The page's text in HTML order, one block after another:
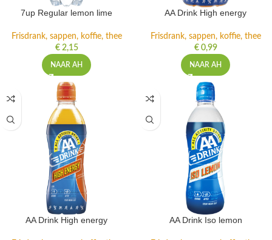
7up Regular lemon lime
Frisdrank, sappen, koffie, thee
€2,15
NAAR AH
AA Drink High energy
Frisdrank, sappen, koffie, thee
€0,99
NAAR AH
AA Drink High energy AA Drink Iso lemon